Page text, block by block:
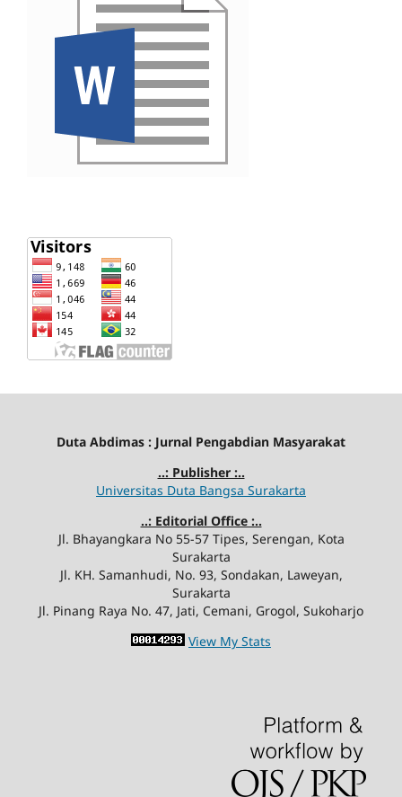
Duta Abdimas : Jurnal Pengabdian Masyarakat
..: Publisher :..
Universitas Duta Bangsa Surakarta
..: Editorial Office :..
Jl. Bhayangkara No 55-57 Tipes, Serengan, Kota
Surakarta
Jl. KH. Samanhudi, No. 93, Sondakan, Laweyan,
Surakarta
Jl. Pinang Raya No. 47, Jati, Cemani, Grogol, Sukoharjo
View My Stats